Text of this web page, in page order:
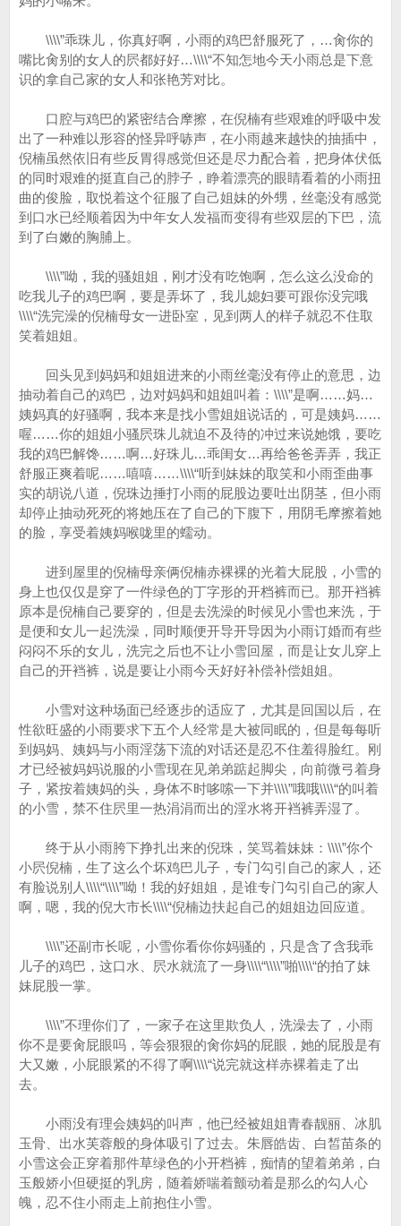
\\\\”乖珠儿，你真好啊，小雨的鸡巴舒服死了，…肏你的
嘴比肏别的女人的屄都好好…\\\\“不知怎地今天小雨总是下意
识的拿自己家的女人和张艳芳对比。
口腔与鸡巴的紧密结合摩擦，在倪楠有些艰难的呼吸中发
出了一种难以形容的怪异呼哧声，在小雨越来越快的抽插中，
倪楠虽然依旧有些反胃得感觉但还是尽力配合着，把身体伏低
的同时艰难的挺直自己的脖子，睁着漂亮的眼睛看着的小雨扭
曲的俊脸，取悦着这个征服了自己姐妹的外甥，丝毫没有感觉
到口水已经顺着因为中年女人发福而变得有些双层的下巴，流
到了白嫩的胸脯上。
\\\\”呦，我的骚姐姐，刚才没有吃饱啊，怎么这么没命的
吃我儿子的鸡巴啊，要是弄坏了，我儿媳妇要可跟你没完哦
\\\\“洗完澡的倪楠母女一进卧室，见到两人的样子就忍不住取
笑着姐姐。
回头见到妈妈和姐姐进来的小雨丝毫没有停止的意思，边
抽动着自己的鸡巴，边对妈妈和姐姐叫着：\\\\”是啊……妈…
姨妈真的好骚啊，我本来是找小雪姐姐说话的，可是姨妈……
喔……你的姐姐小骚屄珠儿就迫不及待的冲过来说她饿，要吃
我的鸡巴解馋……啊…好珠儿…乖闺女…再给爸爸弄弄，我正
舒服正爽着呢……嘻嘻……\\\\“听到妹妹的取笑和小雨歪曲事
实的胡说八道，倪珠边捶打小雨的屁股边要吐出阴茎，但小雨
却停止抽动死死的将她压在了自己的下腹下，用阴毛摩擦着她
的脸，享受着姨妈喉咙里的蠕动。
进到屋里的倪楠母亲俩倪楠赤裸裸的光着大屁股，小雪的
身上也仅仅是穿了一件绿色的丁字形的开档裤而已。那开裆裤
原本是倪楠自己要穿的，但是去洗澡的时候见小雪也来洗，于
是便和女儿一起洗澡，同时顺便开导开导因为小雨订婚而有些
闷闷不乐的女儿，洗完之后也不让小雪回屋，而是让女儿穿上
自己的开裆裤，说是要让小雨今天好好补偿补偿姐姐。
小雪对这种场面已经逐步的适应了，尤其是回国以后，在
性欲旺盛的小雨要求下五个人经常是大被同眠的，但是每每听
到妈妈、姨妈与小雨淫荡下流的对话还是忍不住羞得脸红。刚
才已经被妈妈说服的小雪现在见弟弟踮起脚尖，向前微弓着身
子，紧按着姨妈的头，身体不时哆嗦一下并\\\\”哦哦\\\\“的叫着
的小雪，禁不住屄里一热涓涓而出的淫水将开裆裤弄湿了。
终于从小雨胯下挣扎出来的倪珠，笑骂着妹妹：\\\\”你个
小屄倪楠，生了这么个坏鸡巴儿子，专门勾引自己的家人，还
有脸说别人\\\\“\\\\”呦！我的好姐姐，是谁专门勾引自己的家人
啊，嗯，我的倪大市长\\\\“倪楠边扶起自己的姐姐边回应道。
\\\\”还副市长呢，小雪你看你你妈骚的，只是含了含我乖
儿子的鸡巴，这口水、屄水就流了一身\\\\“\\\\”啪\\\\“的拍了妹
妹屁股一掌。
\\\\”不理你们了，一家子在这里欺负人，洗澡去了，小雨
你不是要肏屁眼吗，等会狠狠的肏你妈的屁眼，她的屁股是有
大又嫩，小屁眼紧的不得了啊\\\\“说完就这样赤裸着走了出
去。
小雨没有理会姨妈的叫声，他已经被姐姐青春靓丽、冰肌
玉骨、出水芙蓉般的身体吸引了过去。朱唇皓齿、白皙苗条的
小雪这会正穿着那件草绿色的小开档裤，痴情的望着弟弟，白
玉般娇小但硬挺的乳房，随着娇喘着颤动着是那么的勾人心
魄，忍不住小雨走上前抱住小雪。